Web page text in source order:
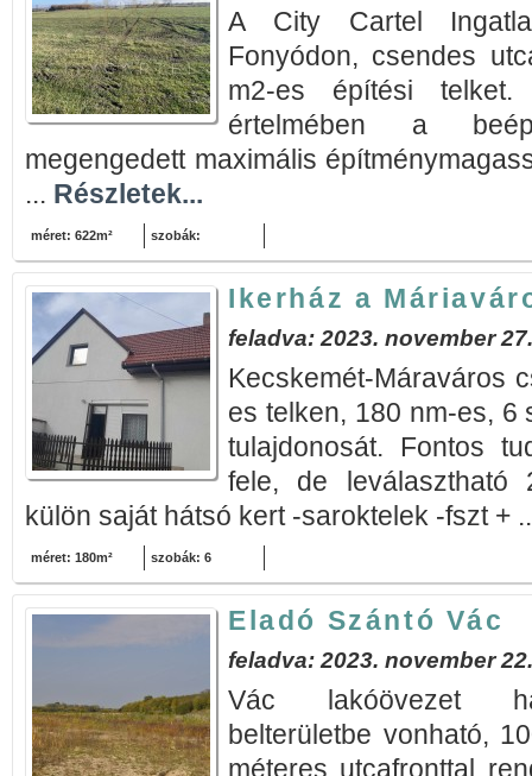
A City Cartel
Fonyódon, csendes
m2-es építési
értelmében a
megengedett maximális
... Részletek...
méret: 622m² szobák:
Ikerház a
feladva: 2023. november 27.
Kecskemét-Máraváros
es telken, 180 nm-es, 6
tulajdonosát. Fontos
fele, de leválasztható
külön saját hátsó kert -saroktelek -fszt +
méret: 180m² szobák: 6
Eladó Szántó Vác
feladva: 2023. november 22.
Vác lakóövezet
belterületbe vonható,
méteres utcafronttal